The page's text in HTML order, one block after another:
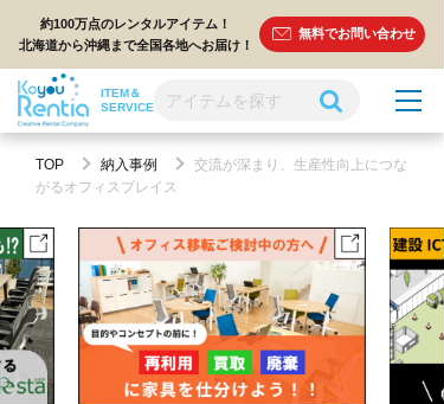
約100万点のレンタルアイテム！
北海道から沖縄まで全国各地へお届け！
無料でお問い合わせ
ITEM＆
SERVICE
TOP 納入事例
交流が深まり、生産性向上につな
がるオフィスプレイス